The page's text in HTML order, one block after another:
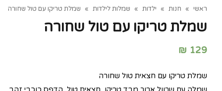
ראשי » חנות » ילדות » שמלות לילדות » שמלת טריקו עם טול שחורה
שמלת טריקו עם טול שחורה
129
₪
שמלת טריקו עם חצאית טול שחורה